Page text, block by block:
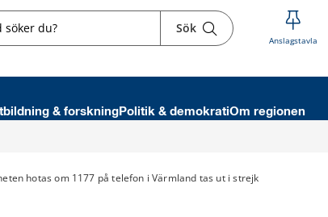
Sök
Anslagstavla
& forskningPolitik & demokratiOm regionen
hotas om 1177 på telefon i Värmland tas ut i strejk